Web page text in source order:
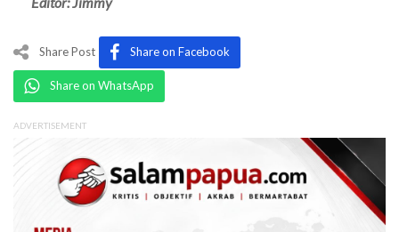
Share Post Share on Facebook
Share on WhatsApp
ADVERTISEMENT